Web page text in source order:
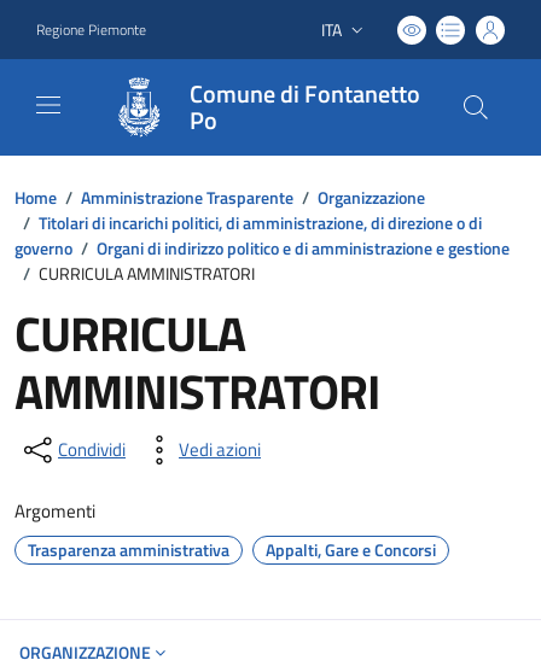
Regione Piemonte Lingua attiva:
ITA
Comune di Fontanetto
Po
Home / Amministrazione Trasparente / Organizzazione
/ Titolari di incarichi politici, di amministrazione, di direzione o di
governo / Organi di indirizzo politico e di amministrazione e gestione
/ CURRICULA AMMINISTRATORI
CURRICULA
AMMINISTRATORI
Condividi Vedi azioni
Argomenti
Trasparenza amministrativa Appalti, Gare e Concorsi
ORGANIZZAZIONE